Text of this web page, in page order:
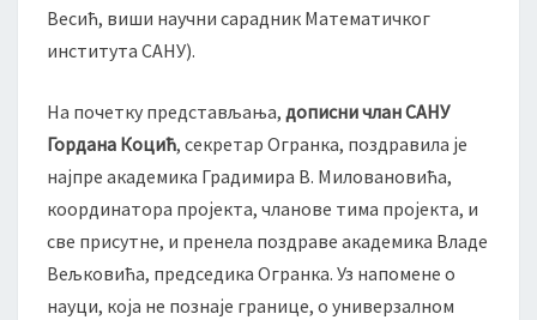
к
а
а
О
-
4
0
Весић, виши научни сарадник Математичког
института САНУ).
На почетку представљања, дописни члан САНУ
Гордана Коцић, секретар Огранка, поздравила је
најпре академика Градимира В. Миловановића,
координатора пројекта, чланове тима пројекта, и
све присутне, и пренела поздраве академика Владе
Вељковића, председика Огранка. Уз напомене о
науци, која не познаје границе, о универзалном